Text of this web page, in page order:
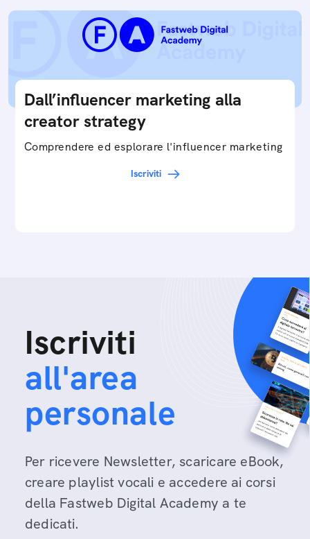
Dall’influencer marketing alla
creator strategy
Comprendere ed esplorare l'influencer marketing
Iscriviti
Iscriviti
all'area
personale
Per ricevere Newsletter, scaricare eBook,
creare playlist vocali e accedere ai corsi
della Fastweb Digital Academy a te
dedicati.